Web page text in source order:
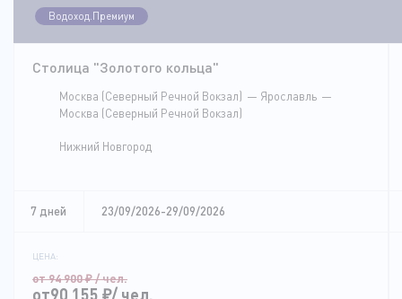
Водоход.Премиум
Столица "Золотого кольца"
Москва (Северный Речной Вокзал)
Ярославль
Москва (Северный Речной Вокзал)
Нижний Новгород
7 дней 23/09/2026-29/09/2026
ЦЕНА:
от 94 900₽/ чел.
от90 155 ₽/ чел.